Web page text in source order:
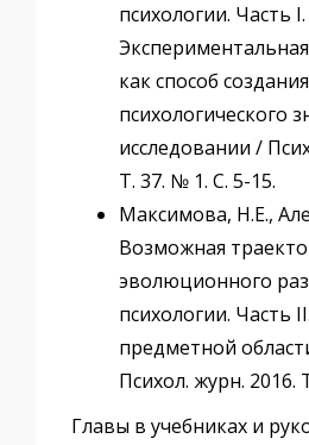
психологии. Часть I.
как способ
психологического
исследовании /
Т. 37. № 1. С. 5-15.
Максимова, Н.Е.,
Возможная
эволюционного
психологии. Часть
предметной
Психол. журн. 2016.
Главы в учебниках и